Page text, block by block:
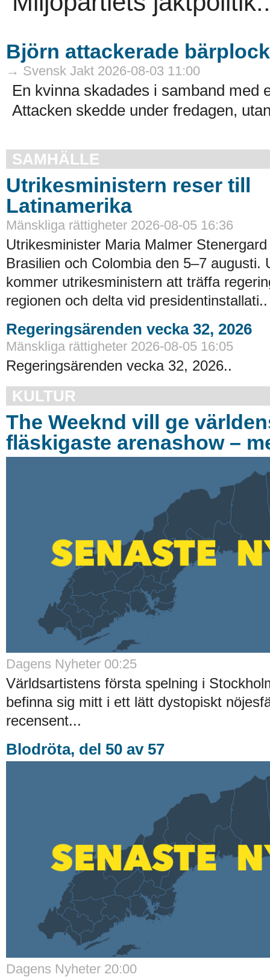
Björn attackerade
→ Svensk Jakt 2026-08-03 11:00
En kvinna skadades i samband med
Attacken skedde under fredagen,
SAMHÄLLE
Utrikesministern reser till
Latinamerika
Mänskliga rättigheter 2026-08-05 16:36
Utrikesminister Maria Malmer
Brasilien och Colombia den 5–7 augusti.
kommer utrikesministern att träffa
regionen och delta vid presidentinstallati..
Regeringsärenden vecka 32, 2026
Mänskliga rättigheter 2026-08-05 16:05
Regeringsärenden vecka 32, 2026..
KULTUR
The Weeknd vill ge
fläskigaste arenashow –
Dagens Nyheter 00:25
Världsartistens första spelning i
befinna sig mitt i ett lätt dystopiskt
recensent...
Blodröta, del 50 av 57
Dagens Nyheter 20:00